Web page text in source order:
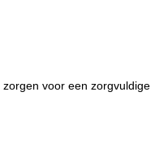
voor een zorgvuldige